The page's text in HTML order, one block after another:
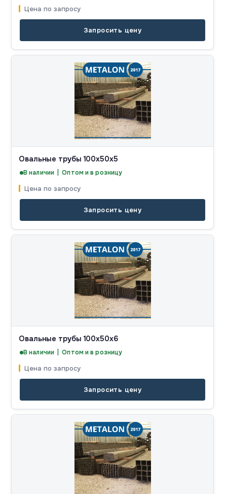
Цена по запросу
Запросить цену
Овальные трубы 100x50x5
В наличии | Оптом и в розницу
Цена по запросу
Запросить цену
Овальные трубы 100x50x6
В наличии | Оптом и в розницу
Цена по запросу
Запросить цену